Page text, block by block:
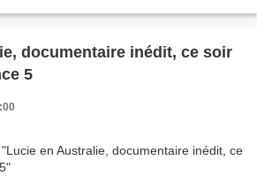
documentaire inédit, ce soir
5